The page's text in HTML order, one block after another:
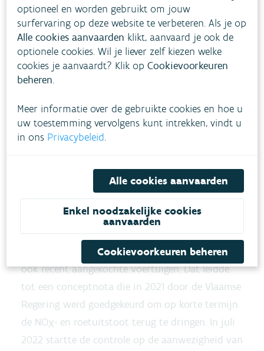
ervoor zorgen dat er minder diesels rondrijden,
zoals de lage emissiezones en de
verkeersbelastingen, hebben duidelijk effect. In
2022 is het aandeel diesels in de nieuwverkoop
17%. Zero-emissiewagens vinden stilaan hun weg.
emissiewagen waarvan het grootste aandeel
bedrijfswagens zijn. Toch rijdt er nog een groot
aantal diesel- en benzinewagens rond op onze
Een proefproject met remote sensing in 2019
toonde het potentieel aan van die techniek ter
ondersteuning van de aanpak van verhoogde
voertuigemissies en bevestigde de hoge
praktijkemissies van dieselvoertuigen, waaronder
ook recent aangekochte voertuigen. Dat leidde
tot een conceptnota die in 2021 door de Vlaamse
Regering werd goedgekeurd om op korte termijn
de NOX- en roetuitstoot terug te dringen. In juli
2022 startte de controle op de aanwezigheid van
optioneel en worden gebruikt om jouw
surfervaring op deze website te verbeteren. Als je op
Alle cookies aanvaarden klikt, aanvaard je ook de
optionele cookies. Wil je liever zelf kiezen welke
cookies je aanvaardt? Klik opCookievoorkeuren
beheren.
Meer informatie over de gebruikte cookies en hoe u
uw toestemming vervolgens kunt intrekken, vindt u
in ons Privacybeleid.
Alle cookies aanvaarden
Enkel noodzakelijke cookies
aanvaarden
Cookievoorkeuren beheren